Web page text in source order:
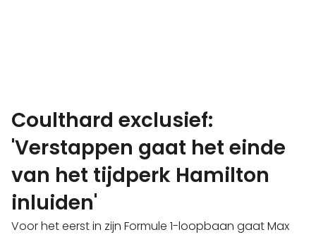
Coulthard exclusief:
'Verstappen gaat het einde
van het tijdperk Hamilton
inluiden'
Voor het eerst in zijn Formule 1-loopbaan gaat Max